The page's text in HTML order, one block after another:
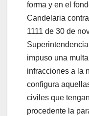
forma y en el
Candelaria
1111 de 30 de
impuso una
infracciones a la
configura
civiles que
procedente la